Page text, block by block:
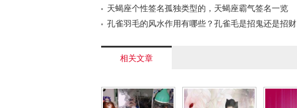
样的？
天蝎座个性签名孤独类型的，天蝎座霸气签名一览
孔雀羽毛的风水作用有哪些？孔雀毛是招鬼还是招财
相关文章